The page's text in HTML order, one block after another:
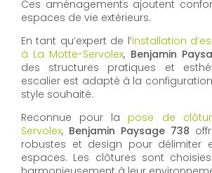
Ces aménagements ajoutent
espaces de vie extérieurs.
En tant qu’expert de l’installation
à La Motte-Servolex, Benjamin
des structures pratiques et
escalier est adapté à la
style souhaité.
Reconnue pour la pose de
Servolex, Benjamin Paysage 738
robustes et design pour délimiter
espaces. Les clôtures sont